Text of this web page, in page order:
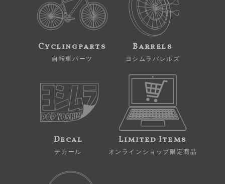
Cyclingparts
自転車パーツ
Barrels
ヨシムラバレルズ
Decal
デカール
Limited Items
オンラインショップ限定商品